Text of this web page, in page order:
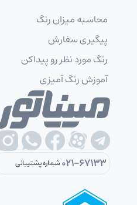
محاسبه میزان رنگ
پیگیری سفارش
رنگ مورد نظر رو پیداکن
آموزش رنگ آمیزی
021-67133شماره پشتیبانی